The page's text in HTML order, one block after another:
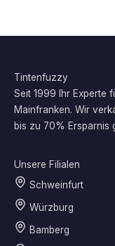
Tintenfuzzy
Seit 1999 Ihr Experte
Mainfranken. Wir
bis zu 70% Ersparnis
Unsere Filialen
Schweinfurt
Würzburg
Bamberg